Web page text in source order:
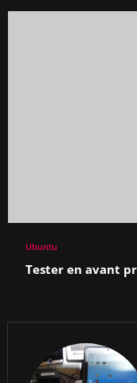
Ubuntu
Tester en avant